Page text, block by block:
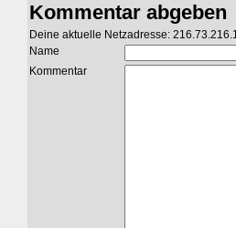
Kommentar abgeben
Deine aktuelle Netzadresse:
Name
Kommentar